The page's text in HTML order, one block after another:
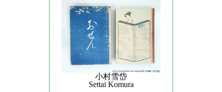
小村雪岱
Settai Komura